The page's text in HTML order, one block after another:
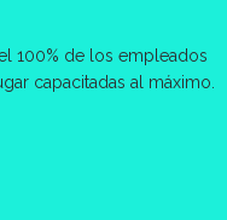
100% de los empleados
capacitadas al máximo.